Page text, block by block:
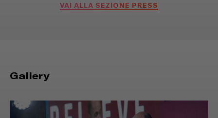
VAI ALLA SEZIONE PRESS
Gallery